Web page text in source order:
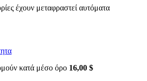
έχουν μεταφραστεί αυτόματα
κατά μέσο όρο 16,00 $